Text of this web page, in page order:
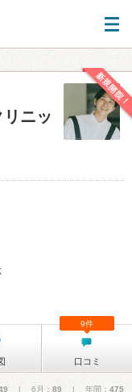
新規開院！
ニッ
口コミ
9件
| 6月： 89 | 年間： 475